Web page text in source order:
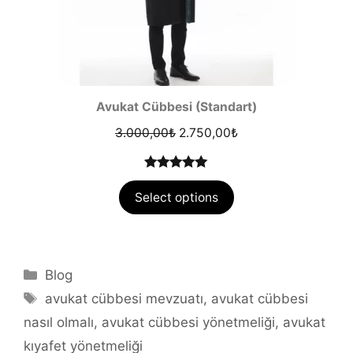
Avukat Cübbesi (Standart)
3.000,00₺ Orijinal
3.000,00₺.
2.750,00₺Şu
4.97out of
5
Select options
Kategoriler
Blog
Etiketler
avukat cübbesi mevzuatı, avukat cübbesi
nasıl olmalı, avukat cübbesi yönetmeliği, avukat
kıyafet yönetmeliği